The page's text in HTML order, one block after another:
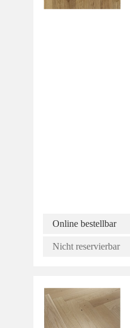
Online bestellbar
Nicht reservierbar